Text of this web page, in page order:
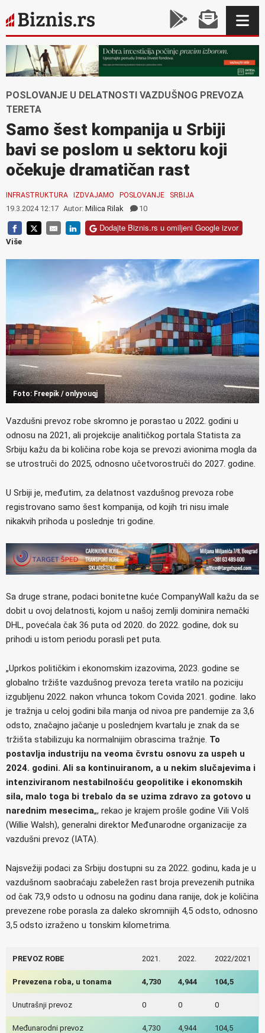
POSLOVANJE U DELATNOSTI VAZDUŠNOG PREVOZA
TERETA
Samo šest kompanija u Srbiji
bavi se poslom u sektoru koji
očekuje dramatičan rast
INFRASTRUKTURA IZDVAJAMO POSLOVANJE SRBIJA
19.3.2024 12:17 Autor: Milica Rilak 10
Dodajte Biznis.rs u omiljeni Google izvor
Više
Foto: Freepik / onlyyouqj
Vazdušni prevoz robe skromno je porastao u 2022. godini u
odnosu na 2021, ali projekcije analitičkog portala Statista za
Srbiju kažu da bi količina robe koja se prevozi avionima mogla da
se utrostruči do 2025, odnosno učetvorostruči do 2027. godine.
U Srbiji je, međutim, za delatnost vazdušnog prevoza robe
registrovano samo šest kompanija, od kojih tri nisu imale
nikakvih prihoda u poslednje tri godine.
Sa druge strane, podaci bonitetne kuće CompanyWall kažu da se
dobit u ovoj delatnosti, kojom u našoj zemlji dominira nemački
DHL, povećala čak 36 puta od 2020. do 2022. godine, dok su
prihodi u istom periodu porasli pet puta.
„Uprkos političkim i ekonomskim izazovima, 2023. godine se
globalno tržište vazdušnog prevoza tereta vratilo na poziciju
izgubljenu 2022. nakon vrhunca tokom Covida 2021. godine. Iako
je tražnja u celoj godini bila manja od nivoa pre pandemije za 3,6
odsto, značajno jačanje u poslednjem kvartalu je znak da se
tržišta stabilizuju ka normalnijim obrascima tražnje. To
postavlja industriju na veoma čvrstu osnovu za uspeh u
2024. godini. Ali sa kontinuiranom, a u nekim slučajevima i
intenziviranom nestabilnošću geopolitike i ekonomskih
sila, malo toga bi trebalo da se uzima zdravo za gotovo u
narednim mesecima„, rekao je krajem prošle godine Vili Volš
(Willie Walsh), generalni direktor Međunarodne organizacije za
vazdušni prevoz (IATA).
Najsvežiji podaci za Srbiju dostupni su za 2022. godinu, kada je u
vazdušnom saobraćaju zabeležen rast broja prevezenih putnika
od čak 73,9 odsto u odnosu na godinu dana ranije, dok je količina
prevezene robe porasla za daleko skromnijih 4,5 odsto, odnosno
3,5 odsto izraženo u tonskim kilometrima.
PREVOZ ROBE 2021. 2022. 2022/2021
Prevezena roba, u tonama 4,730 4,944 104,5
Unutrašnji prevoz 0 0 0
Međunarodni prevoz 4,730 4,944 104,5